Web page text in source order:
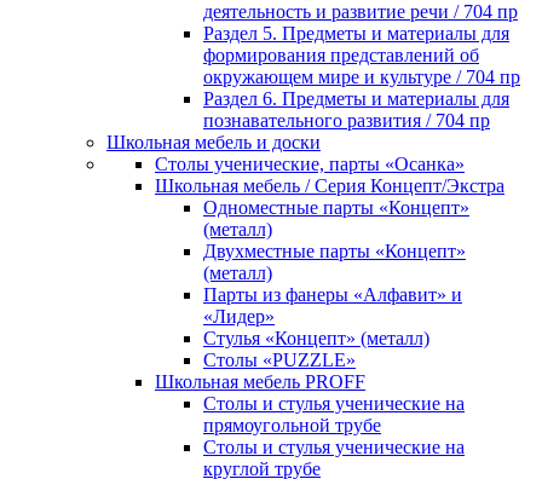
деятельность и развитие речи / 704 пр
Раздел 5. Предметы и материалы для
формирования представлений об
окружающем мире и культуре / 704 пр
Раздел 6. Предметы и материалы для
познавательного развития / 704 пр
Школьная мебель и доски
Столы ученические, парты «Осанка»
Школьная мебель / Серия Концепт/Экстра
Одноместные парты «Концепт»
(металл)
Двухместные парты «Концепт»
(металл)
Парты из фанеры «Алфавит» и
«Лидер»
Стулья «Концепт» (металл)
Столы «PUZZLE»
Школьная мебель PROFF
Столы и стулья ученические на
прямоугольной трубе
Столы и стулья ученические на
круглой трубе